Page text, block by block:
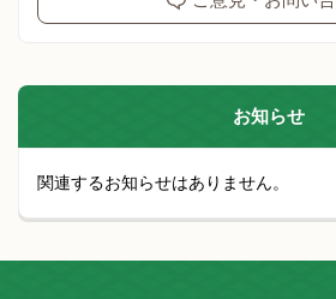
お知らせ
関連するお知らせはありません。